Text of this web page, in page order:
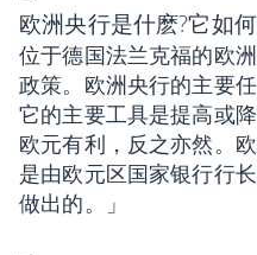
欧洲央行是什麽?它如
位于德国法兰克福的欧
政策。欧洲央行的主要
它的主要工具是提高或
欧元有利，反之亦然。
是由欧元区国家银行行
做出的。」